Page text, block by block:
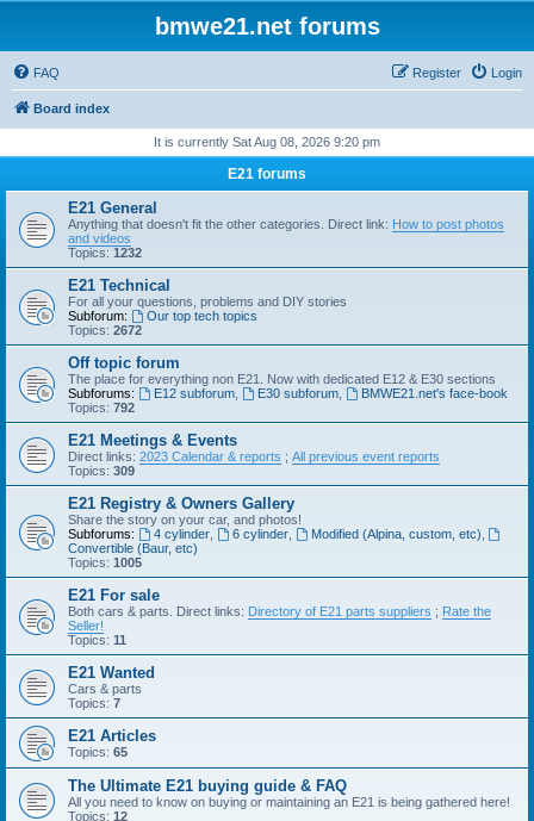
bmwe21.net forums
FAQ Login
Register
Board index
It is currently Sat Aug 08, 2026 9:20 pm
E21 forums
E21 General
Anything that doesn't fit the other categories. Direct link: How to post photos
and videos
Topics: 1232
E21 Technical
For all your questions, problems and DIY stories
Subforum:
Our top tech topics
Topics: 2672
Off topic forum
The place for everything non E21. Now with dedicated E12 & E30 sections
Subforums:
E12 subforum, E30 subforum,
BMWE21.net's face-book
Topics: 792
E21 Meetings & Events
Direct links: 2023 Calendar & reports ; All previous event reports
Topics: 309
E21 Registry & Owners Gallery
Share the story on your car, and photos!
Subforums:
4 cylinder, 6 cylinder, Modified (Alpina, custom, etc)
Convertible (Baur, etc)
Topics: 1005
E21 For sale
Both cars & parts. Direct links: Directory of E21 parts suppliers ; Rate the
Seller!
Topics: 11
E21 Wanted
Cars & parts
Topics: 7
E21 Articles
Topics: 65
The Ultimate E21 buying guide & FAQ
All you need to know on buying or maintaining an E21 is being gathered here!
Topics: 12